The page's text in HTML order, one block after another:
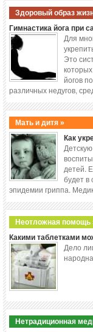
Здоровый образ
Гимнастика йога при
Для
Это
йогов
различных недугов,
Мать и дитя »
Как
детей.
будет в
эпидемии гриппа.
Неотложная помощь
Какими таблетками
Дело
Нетрадиционная